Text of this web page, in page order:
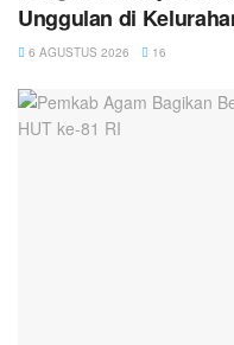
Unggulan di
6 AGUSTUS 2026 16